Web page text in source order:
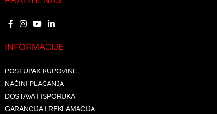
INFORMACIJE
POSTUPAK KUPOVINE
NAČINI PLAĆANJA
DOSTAVA I ISPORUKA
GARANCIJA I REKLAMACIJA